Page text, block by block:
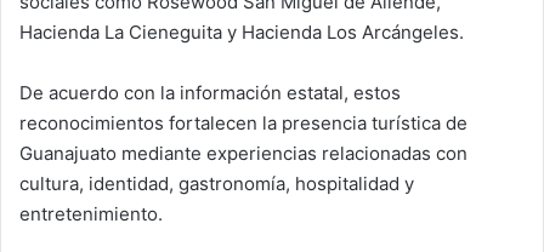
Hacienda La Cieneguita y Hacienda Los Arcángeles.
De acuerdo con la información estatal, estos
reconocimientos fortalecen la presencia turística de
Guanajuato mediante experiencias relacionadas con
cultura, identidad, gastronomía, hospitalidad y
entretenimiento.